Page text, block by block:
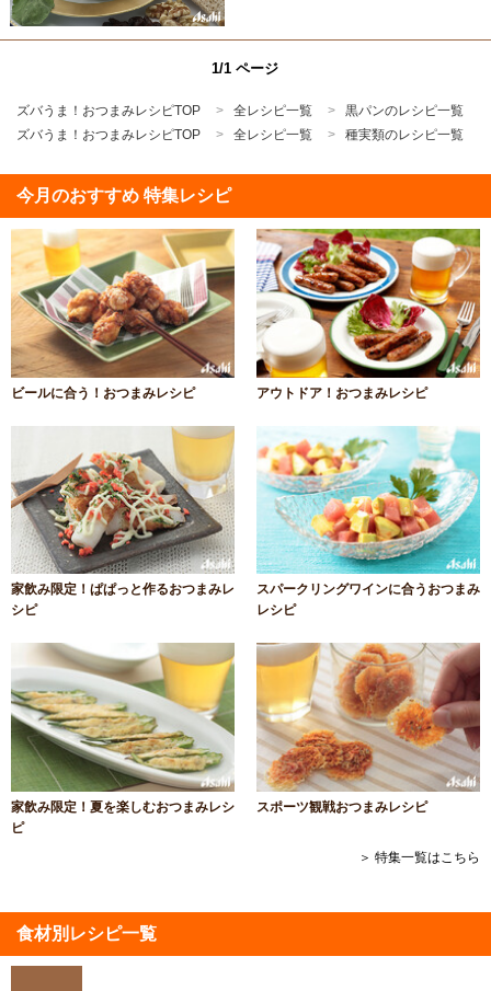
1/1 ページ
ズバうま！おつまみレシピTOP 全レシピ一覧
黒パンのレシピ一覧
ズバうま！おつまみレシピTOP
全レシピ一覧 種実類のレシピ一覧
今月のおすすめ 特集レシピ
ビールに合う！おつまみレシピ アウトドア！おつまみレシピ
家飲み限定！ぱぱっと作るおつまみレ
シピ
スパークリングワインに合うおつまみ
レシピ
家飲み限定！夏を楽しむおつまみレシ
ピ
スポーツ観戦おつまみレシピ
＞ 特集一覧はこちら
食材別レシピ一覧